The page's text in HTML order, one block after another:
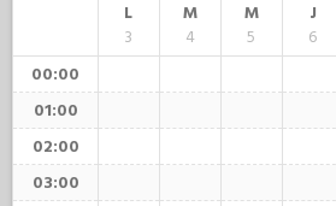
L
3
M
4
M
5
J
6
00:00
01:00
02:00
03:00